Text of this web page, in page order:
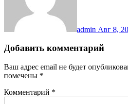
admin Авг 8,
Добавить комментарий
Ваш адрес email не будет
помечены *
Комментарий *